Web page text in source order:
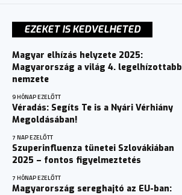
EZEKET IS KEDVELHETED
Magyar elhízás helyzete 2025:
Magyarország a világ 4. legelhízottabb
nemzete
9 HÓNAP EZELŐTT
Véradás: Segíts Te is a Nyári Vérhiány
Megoldásában!
7 NAP EZELŐTT
Szuperinfluenza tünetei Szlovákiában
2025 – fontos figyelmeztetés
7 HÓNAP EZELŐTT
Magyarország sereghajtó az EU-ban: